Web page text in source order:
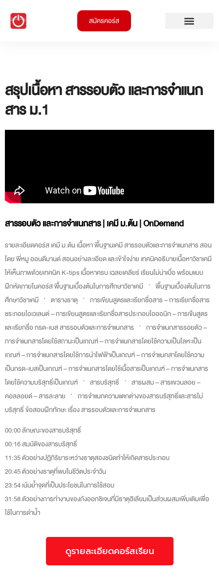
สมัครคอร์ส
สรุปเนื้อหา สารรอบตัว และการจำแนก
สาร ม.1
สารรอบตัว และการจำแนกสาร | เคมี ม.ต้น | OnDemand
รายละเอียดคอร์ส เคมี ม.ต้น เนื้อหา พื้นฐานเคมี สารรอบตัวและการจำแนกสาร สอน
โดย พี่หมู ออนดีมานด์ สอนอย่างละเอียด และเข้าใจง่าย เทคนิคอธิบายเนื้อหาวิชาเคมี
ให้เห็นภาพด้วยเทคนิค K-tips เนื้อหาครบ เฉลยเคลียร์ เรียนไม่น่าเบื่อ พร้อมแบบ
ฝึกหัดภายในคอร์ส พื้นฐานเบื้องต้นในการศึกษาวิชาเคมี ㆍ พื้นฐานเบื้องต้นในการ
ศึกษาวิชาเคมี ㆍ ตารางธาตุ ㆍ การเขียนสูตรและเรียกชื่อสาร – การเรียกชื่อสาร
ชระกอยโอเวเลนต์ – การเขียนสูตรและเรียกชื่อสารประกอบไอออนิก – การเขืนสูตร
และเรียกชื่อ กรด-เบส สารรอบตัวและการจำแนกสาร ㆍ การจำแนกสารรอยตัว –
การจำแนกสารโดยใช้สถานะเป็นเกณฑ์ – การจำแนกสารโดยใช้ความเป็นโลหะเป็น
เกณฑ์ – การจำแนกสารโดยใช้การนำไฟฟ้าเป็นเกณฑ์ – การจำแนกสาโดยใช้ความ
เป็นกรด-เบสเป็นเกณฑ์ – การจำแนกสารโดยใช้เนื้อสารเป็นเกณฑ์ – การจำแนกสาร
โดยใช้ความบริสุทธิ์เป็นเกณฑ์ ㆍ สารบริสุทธิ์ ㆍ สารผสม – สารแขวนลอย –
คอลลอยด์ – สารละลาย ㆍ การจำแนกความแตกต่างของสารบริสุทธิ์และสารไม่
บริสุทธิ์ ข้อสอบฝึกทักษะ เรื่อง สารรอบตัวและการจำแนกสาร
00:00 ลักษณะของสารบริสุทธิ์
00:16 สมบัติของสารบริสุทธิ์
11:35 ตัวอย่างปฏิกิริยาระหว่างธาตุสองชนิดทำให้เกิดสารประกอบ
20:45 ตัวอย่างธาตุที่พบในชีวิตประจำวัน
23:54 เน้นย้ำจุดที่เป็นประโยชน์ในการใช้สอบ
31:58 ตัวอย่างการทำงานของถังออกซิเจนที่มีธาตุฮิเลียมเป็นส่วนผสมเพิ่มเติมเพื่อ
ใช้ในการดำน้ำ
ดูรายละเอียดคอร์สเรียน